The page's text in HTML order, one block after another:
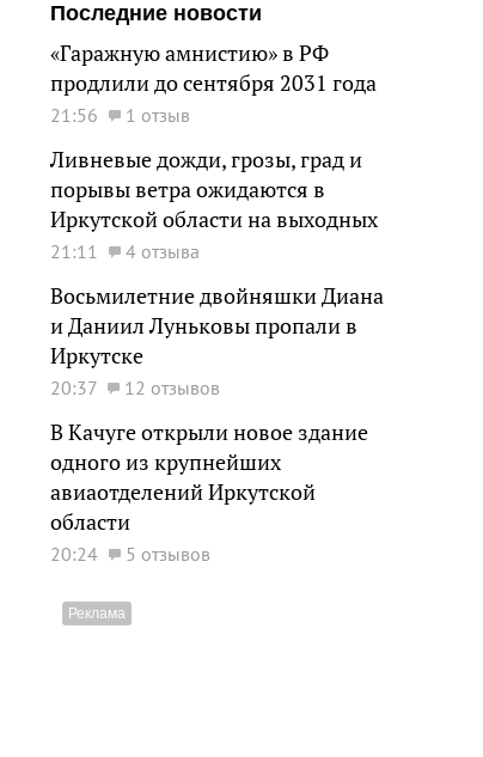
Последние новости
«Гаражную амнистию» в РФ
продлили до сентября 2031 года
21:56 1 отзыв
Ливневые дожди, грозы, град и
порывы ветра ожидаются в
Иркутской области на выходных
21:11 4 отзыва
Восьмилетние двойняшки Диана
и Даниил Луньковы пропали в
Иркутске
20:37 12 отзывов
В Качуге открыли новое здание
одного из крупнейших
авиаотделений Иркутской
области
20:24 5 отзывов